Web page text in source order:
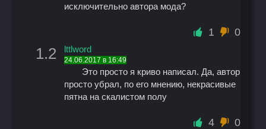
исключительно автора мода?
1 0
1.2 lttlword
24.06.2017 в 16:49
Это просто я криво написал. Да, автор
просто убрал, по его мнению, некрасивые
пятна на скалистом полу
4 0